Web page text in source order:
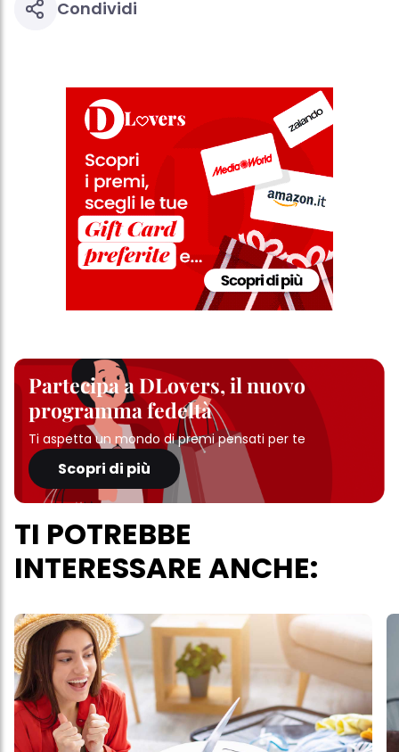
Condividi
Partecipa a DLovers, il nuovo
programma fedeltà
Ti aspetta un mondo di premi pensati per te
Scopri di più
TI POTREBBE
INTERESSARE ANCHE: